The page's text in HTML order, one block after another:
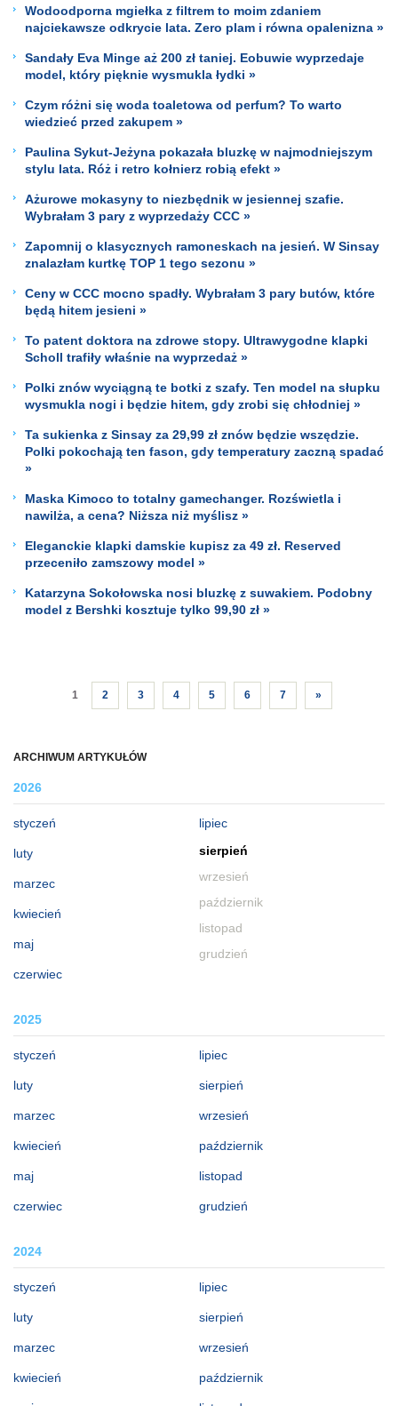
ARCHIWUM ARTYKUŁÓW
2026
styczeń
luty
marzec
kwiecień
maj
czerwiec
lipiec
sierpień
wrzesień
październik
listopad
grudzień
2025
styczeń
luty
marzec
kwiecień
maj
czerwiec
lipiec
sierpień
wrzesień
październik
listopad
grudzień
2024
styczeń
luty
marzec
kwiecień
lipiec
sierpień
wrzesień
październik
Wodoodporna mgiełka z filtrem to moim zdaniem
najciekawsze odkrycie lata. Zero plam i równa opalenizna »
Sandały Eva Minge aż 200 zł taniej. Eobuwie wyprzedaje
model, który pięknie wysmukla łydki »
Czym różni się woda toaletowa od perfum? To warto
wiedzieć przed zakupem »
Paulina Sykut-Jeżyna pokazała bluzkę w najmodniejszym
stylu lata. Róż i retro kołnierz robią efekt »
Ażurowe mokasyny to niezbędnik w jesiennej szafie.
Wybrałam 3 pary z wyprzedaży CCC »
Zapomnij o klasycznych ramoneskach na jesień. W Sinsay
znalazłam kurtkę TOP 1 tego sezonu »
Ceny w CCC mocno spadły. Wybrałam 3 pary butów, które
będą hitem jesieni »
To patent doktora na zdrowe stopy. Ultrawygodne klapki
Scholl trafiły właśnie na wyprzedaż »
Polki znów wyciągną te botki z szafy. Ten model na słupku
wysmukla nogi i będzie hitem, gdy zrobi się chłodniej »
Ta sukienka z Sinsay za 29,99 zł znów będzie wszędzie.
Polki pokochają ten fason, gdy temperatury zaczną spadać
»
Maska Kimoco to totalny gamechanger. Rozświetla i
nawilża, a cena? Niższa niż myślisz »
Eleganckie klapki damskie kupisz za 49 zł. Reserved
przeceniło zamszowy model »
Katarzyna Sokołowska nosi bluzkę z suwakiem. Podobny
model z Bershki kosztuje tylko 99,90 zł »
1 2 3 4 5 6 7 »